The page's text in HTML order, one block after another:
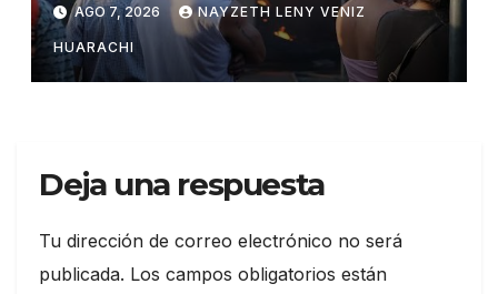
AGO 7, 2026 NAYZETH LENY VENIZ
HUARACHI
Deja una respuesta
Tu dirección de correo electrónico no será
publicada. Los campos obligatorios están